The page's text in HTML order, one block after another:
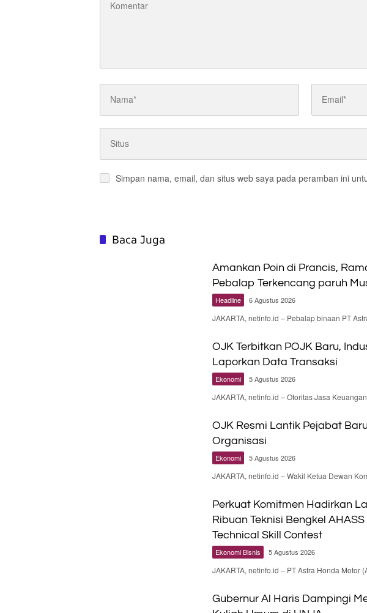
Simpan nama, email, dan situs web saya pada peramban ini
Baca Juga
Amankan Poin di Prancis,
Pebalap Terkencang paruh
Headline 6 Agustus 2026
JAKARTA, netinfo.id – Pebalap binaan PT
OJK Terbitkan POJK Baru,
Laporkan Data Transaksi
Ekonomi 5 Agustus 2026
JAKARTA, netinfo.id – Otoritas Jasa
OJK Resmi Lantik Pejabat
Organisasi
Ekonomi 5 Agustus 2026
JAKARTA, netinfo.id – Wakil Ketua Dewan
Perkuat Komitmen Hadirkan
Ribuan Teknisi Bengkel
Technical Skill Contest
Ekonomi Bisnis 5 Agustus 2026
JAKARTA, netinfo.id – PT Astra Honda Motor
Gubernur Al Haris Dampingi